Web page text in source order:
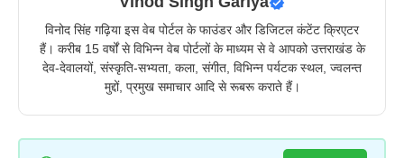
विनोद सिंह गढ़िया इस वेब पोर्टल के फाउंडर और डिजिटल कंटेंट क्रिएटर
हैं। करीब 15 वर्षों से विभिन्न वेब पोर्टलों के माध्यम से वे आपको उत्तराखंड के
देव-देवालयों, संस्कृति-सभ्यता, कला, संगीत, विभिन्न पर्यटक स्थल, ज्वलन्त
मुद्दों, प्रमुख समाचार आदि से रूबरू कराते हैं।